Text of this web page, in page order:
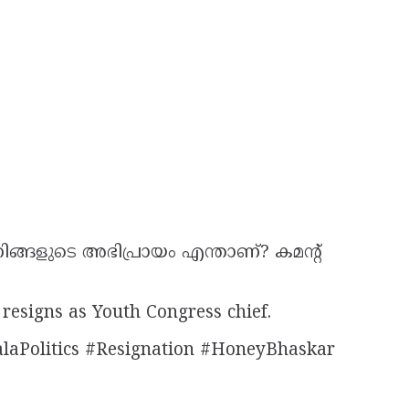
അഭിപ്രായം എന്താണ്? കമന്റ്
as Youth Congress chief.
#Resignation #HoneyBhaskar